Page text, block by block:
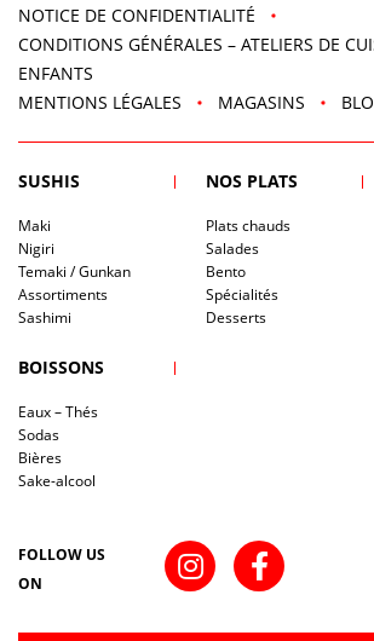
NOTICE DE CONFIDENTIALITÉ
CONDITIONS GÉNÉRALES – ATELIERS DE
ENFANTS
MENTIONS LÉGALES
MAGASINS
SUSHIS
Maki
Nigiri
Temaki / Gunkan
Assortiments
Sashimi
NOS PLATS
Plats chauds
Salades
Bento
Spécialités
Desserts
BOISSONS
Eaux – Thés
Sodas
Bières
Sake-alcool
FOLLOW US
ON